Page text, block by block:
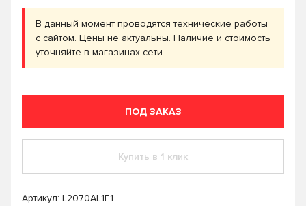
В данный момент проводятся технические работы
с сайтом. Цены не актуальны. Наличие и стоимость
уточняйте в магазинах сети.
ПОД ЗАКАЗ
Купить в 1 клик
Артикул: L2070AL1E1